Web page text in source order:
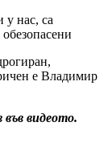
у нас, са
е Владимир
видеото.